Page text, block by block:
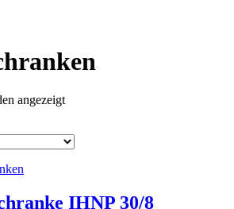
angezeigtNach
IHNP 30/8